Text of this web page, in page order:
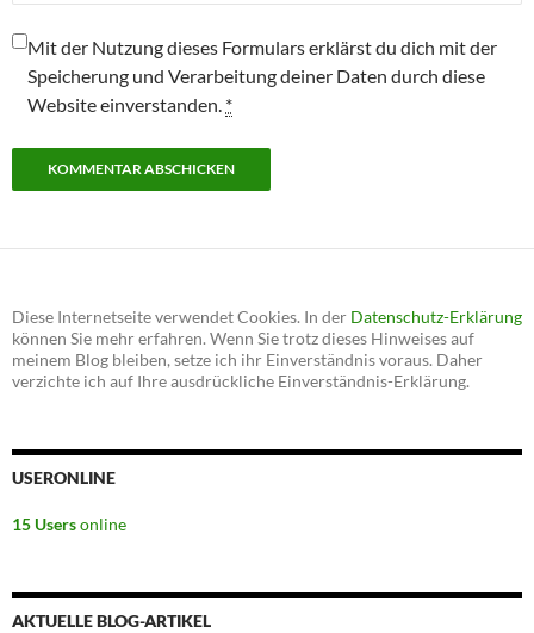
Mit der Nutzung dieses Formulars erklärst du dich mit der
Speicherung und Verarbeitung deiner Daten durch diese
Website einverstanden. *
Diese Internetseite verwendet Cookies. In der Datenschutz-Erklärung
können Sie mehr erfahren. Wenn Sie trotz dieses Hinweises auf
meinem Blog bleiben, setze ich ihr Einverständnis voraus. Daher
verzichte ich auf Ihre ausdrückliche Einverständnis-Erklärung.
USERONLINE
15 Usersonline
AKTUELLE BLOG-ARTIKEL